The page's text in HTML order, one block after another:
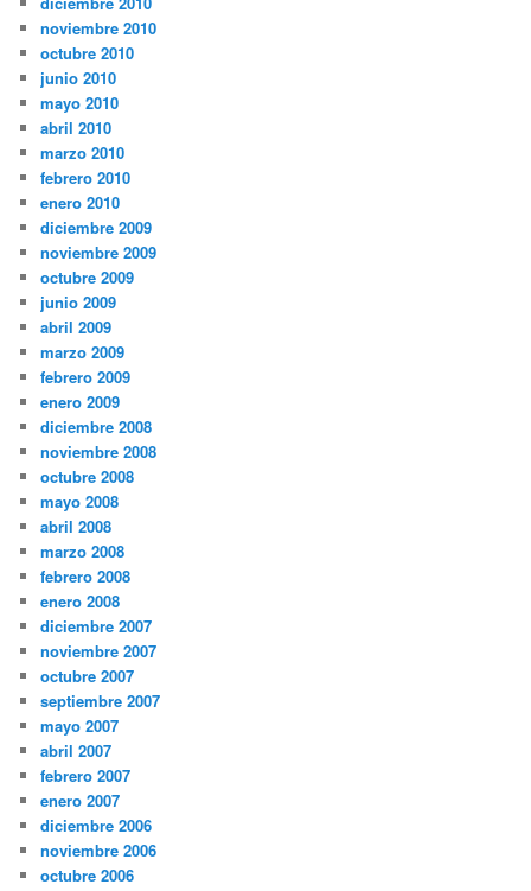
noviembre 2010
octubre 2010
junio 2010
mayo 2010
abril 2010
marzo 2010
febrero 2010
enero 2010
diciembre 2009
noviembre 2009
octubre 2009
junio 2009
abril 2009
marzo 2009
febrero 2009
enero 2009
diciembre 2008
noviembre 2008
octubre 2008
mayo 2008
abril 2008
marzo 2008
febrero 2008
enero 2008
diciembre 2007
noviembre 2007
octubre 2007
septiembre 2007
mayo 2007
abril 2007
febrero 2007
enero 2007
diciembre 2006
noviembre 2006
octubre 2006